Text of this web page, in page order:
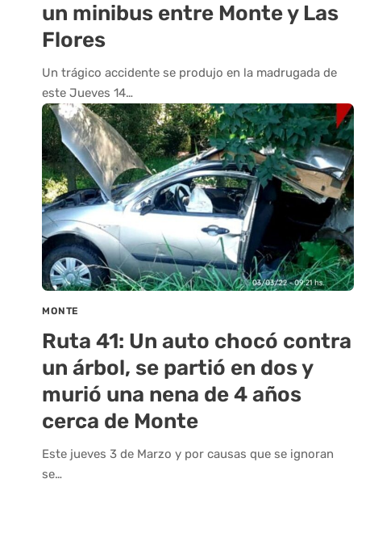
un minibus entre Monte y Las
Flores
Un trágico accidente se produjo en la madrugada de
este Jueves 14…
MONTE
Ruta 41: Un auto chocó contra
un árbol, se partió en dos y
murió una nena de 4 años
cerca de Monte
Este jueves 3 de Marzo y por causas que se ignoran
se…